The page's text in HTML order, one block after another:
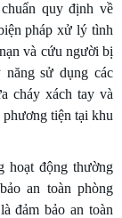
quy định về
pháp xử lý tình
và cứu người bị
sử dụng các
cháy xách tay và
tiện tại khu
hoạt động thường
an toàn phòng
đảm bảo an toàn